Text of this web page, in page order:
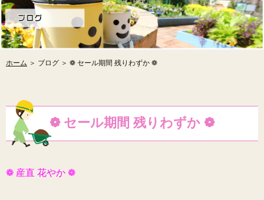
ホーム ＞ ブログ ＞ ❁ セール期間 残りわずか ❁
❁ セール期間 残りわずか ❁
❁ 産直 花やか ❁